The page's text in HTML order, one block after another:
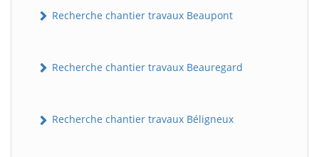
Recherche chantier travaux Beaupont
Recherche chantier travaux Beauregard
Recherche chantier travaux Béligneux